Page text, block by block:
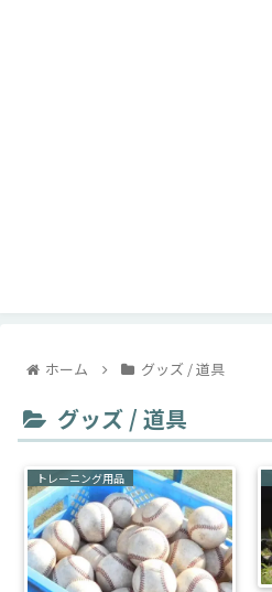
ホーム グッズ / 道具
グッズ / 道具
トレーニング用品